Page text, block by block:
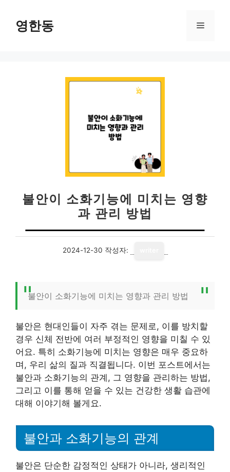
영한동 메
불안이 소화기능에 미치는 영향
과 관리 방법
2024-12-30 작성자:
불안이 소화기능에 미치는 영향과 관리 방법
불안은 현대인들이 자주 겪는 문제로, 이를 방치할
경우 신체 전반에 여러 부정적인 영향을 미칠 수 있
어요. 특히 소화기능에 미치는 영향은 매우 중요하
며, 우리 삶의 질과 직결됩니다. 이번 포스트에서는
불안과 소화기능의 관계, 그 영향을 관리하는 방법,
그리고 이를 통해 얻을 수 있는 건강한 생활 습관에
대해 이야기해 볼게요.
불안과 소화기능의 관계
불안은 단순한 감정적인 상태가 아니라, 생리적인